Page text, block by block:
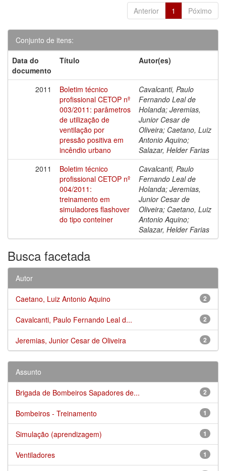
Anterior 1 Póximo
Conjunto de itens:
Data do
documento
Título Autor(es)
2011
Boletim técnico
profissional CETOP nº
003/2011: parâmetros
de utilização de
ventilação por
pressão positiva em
incêndio urbano
Cavalcanti, Paulo
Fernando Leal de
Holanda; Jeremias,
Junior Cesar de
Oliveira; Caetano, Luiz
Antonio Aquino;
Salazar, Helder Farias
2011
Boletim técnico
profissional CETOP nº
004/2011:
treinamento em
simuladores flashover
do tipo conteiner
Cavalcanti, Paulo
Fernando Leal de
Holanda; Jeremias,
Junior Cesar de
Oliveira; Caetano, Luiz
Antonio Aquino;
Salazar, Helder Farias
Busca facetada
Autor
2
Caetano, Luiz Antonio Aquino
2
Cavalcanti, Paulo Fernando Leal d...
2
Jeremias, Junior Cesar de Oliveira
Assunto
2
Brigada de Bombeiros Sapadores de...
1
Bombeiros - Treinamento
1
Simulação (aprendizagem)
1
Ventiladores